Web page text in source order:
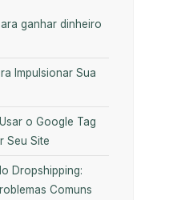
ganhar dinheiro
Impulsionar Sua
o Google Tag
Seu Site
Dropshipping:
Comuns